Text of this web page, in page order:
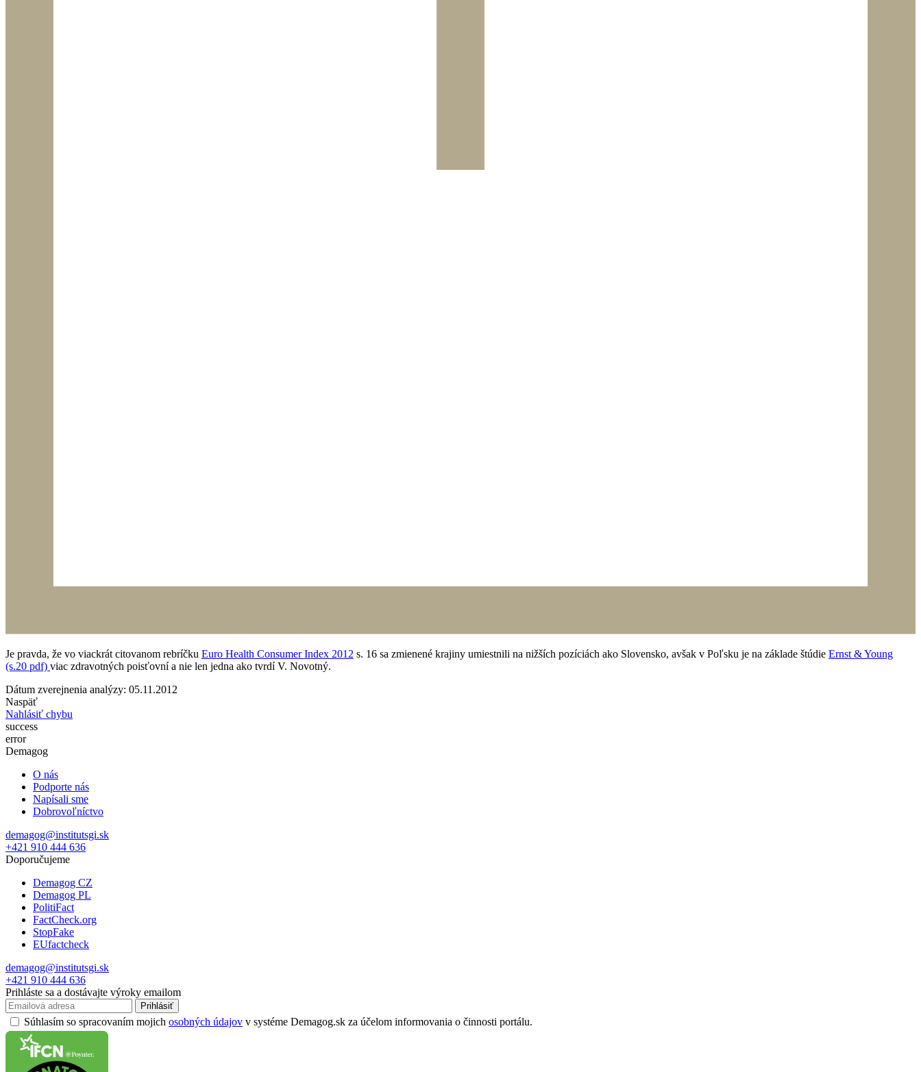
Je pravda, že vo viackrát citovanom rebríčku Euro Health Consumer Index 2012 s. 16 sa zmienené krajiny umiestnili na nižších pozíciách ako Slovensko, avšak v Poľsku je na základe štúdie Ernst & Young
(s.20 pdf) viac zdravotných poisťovní a nie len jedna ako tvrdí V. Novotný.
Dátum zverejnenia analýzy: 05.11.2012
Naspäť
Nahlásiť chybu
success
error
Demagog
O nás
Podporte nás
Napísali sme
Dobrovoľníctvo
demagog@institutsgi.sk
+421 910 444 636
Doporučujeme
Demagog CZ
Demagog PL
PolitiFact
FactCheck.org
StopFake
EUfactcheck
demagog@institutsgi.sk
+421 910 444 636
Prihláste sa a dostávajte výroky emailom
Prihlásiť
Súhlasím so spracovaním mojich osobných údajov v systéme Demagog.sk za účelom informovania o činnosti portálu.